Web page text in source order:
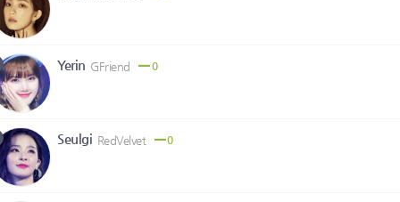
Yerin GFriend 0
Seulgi RedVelvet 0